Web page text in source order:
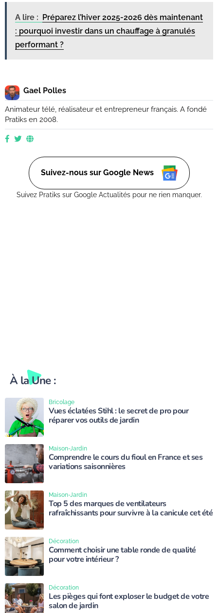
A lire : Préparez l’hiver 2025-2026 dès maintenant
: pourquoi investir dans un chauffage à granulés
performant ?
Gael Polles
Animateur télé, réalisateur et entrepreneur français. A fondé
Pratiks en 2008.
Suivez-nous sur Google News
Suivez Pratiks sur Google Actualités pour ne rien manquer.
À la Une :
Vues éclatées Stihl : le secret de pro pour
réparer vos outils de jardin
Bricolage
Comprendre le cours du fioul en France et ses
variations saisonnières
Maison-Jardin
Top 5 des marques de ventilateurs
rafraîchissants pour survivre à la canicule cet été
Maison-Jardin
Comment choisir une table ronde de qualité
pour votre intérieur ?
Décoration
Les pièges qui font exploser le budget de votre
salon de jardin
Décoration